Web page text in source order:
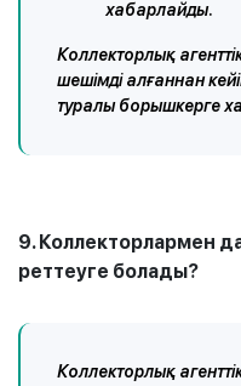
хабарлайды.
Коллекторлық
шешімді алғаннан
туралы борышкерге
9. Коллекторлармен
реттеуге болады?
Коллекторлық